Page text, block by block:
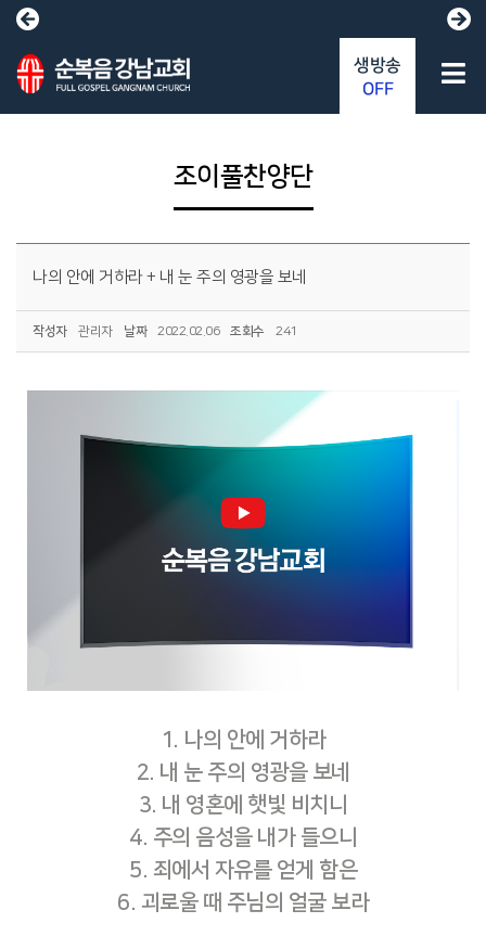
조이풀찬양단
나의 안에 거하라 + 내 눈 주의 영광을 보네
작성자 관리자 날짜 2022.02.06 조회수 241
1. 나의 안에 거하라
2. 내 눈 주의 영광을 보네
3. 내 영혼에 햇빛 비치니
4. 주의 음성을 내가 들으니
5. 죄에서 자유를 얻게 함은
6. 괴로울 때 주님의 얼굴 보라
생방송
OFF